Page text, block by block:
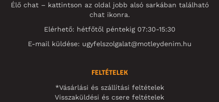
Élő chat – kattintson az oldal jobb alsó sarkában található
chat ikonra.
Elérhető: hétfőtől péntekig 07:30-15:30
E-mail küldése: ugyfelszolgalat@motleydenim.hu
FELTÉTELEK
*Vásárlási és szállítási feltételek
Visszaküldési és csere feltételek